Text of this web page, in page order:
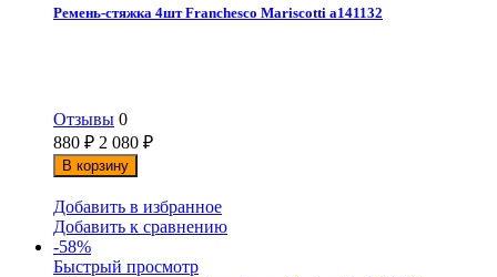
Ремень-стяжка 4шт Franchesco Mariscotti а141132
Отзывы 0
880 ₽ 2 080 ₽
В корзину
Добавить в избранное
Добавить к сравнению
-58%
Быстрый просмотр